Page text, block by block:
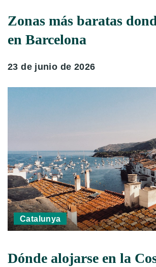
Zonas más baratas
en Barcelona
23 de junio de 2026
Catalunya
Dónde alojarse en la